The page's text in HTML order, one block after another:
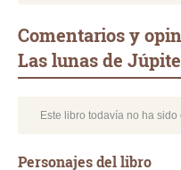
Comentarios y
Las lunas de
Este libro todavía no ha
Personajes del libro